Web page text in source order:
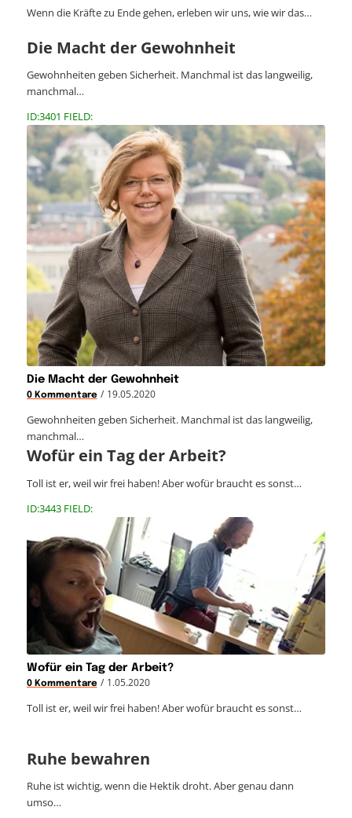
Wenn die Kräfte zu Ende gehen, erleben wir uns, wie wir das…
Die Macht der Gewohnheit
Gewohnheiten geben Sicherheit. Manchmal ist das langweilig,
manchmal…
ID:3401 FIELD:
Die Macht der Gewohnheit
0 Kommentare / 19.05.2020
Gewohnheiten geben Sicherheit. Manchmal ist das langweilig,
manchmal…
Wofür ein Tag der Arbeit?
Toll ist er, weil wir frei haben! Aber wofür braucht es sonst…
ID:3443 FIELD:
Wofür ein Tag der Arbeit?
0 Kommentare / 1.05.2020
Toll ist er, weil wir frei haben! Aber wofür braucht es sonst…
Ruhe bewahren
Ruhe ist wichtig, wenn die Hektik droht. Aber genau dann
umso…